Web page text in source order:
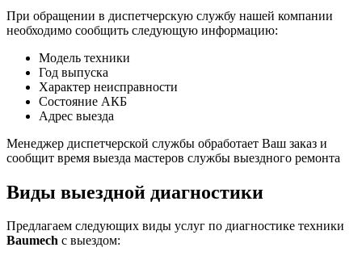
При обращении в диспетчерскую службу нашей компании
необходимо сообщить следующую информацию:
Модель техники
Год выпуска
Характер неисправности
Состояние АКБ
Адрес выезда
Менеджер диспетчерской службы обработает Ваш заказ и
сообщит время выезда мастеров службы выездного ремонта
Виды выездной диагностики
Предлагаем следующих виды услуг по диагностике техники
Baumech с выездом: